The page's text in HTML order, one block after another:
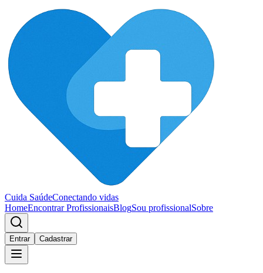
Cuida SaúdeConectando vidas
HomeEncontrar ProfissionaisBlogSou profissionalSobre
Entrar Cadastrar